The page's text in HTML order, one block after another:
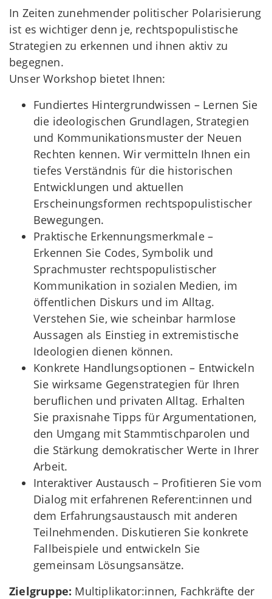
In Zeiten zunehmender politischer Polarisierung
ist es wichtiger denn je, rechtspopulistische
Strategien zu erkennen und ihnen aktiv zu
begegnen.
Unser Workshop bietet Ihnen:
Fundiertes Hintergrundwissen – Lernen Sie
die ideologischen Grundlagen, Strategien
und Kommunikationsmuster der Neuen
Rechten kennen. Wir vermitteln Ihnen ein
tiefes Verständnis für die historischen
Entwicklungen und aktuellen
Erscheinungsformen rechtspopulistischer
Bewegungen.
Praktische Erkennungsmerkmale –
Erkennen Sie Codes, Symbolik und
Sprachmuster rechtspopulistischer
Kommunikation in sozialen Medien, im
öffentlichen Diskurs und im Alltag.
Verstehen Sie, wie scheinbar harmlose
Aussagen als Einstieg in extremistische
Ideologien dienen können.
Konkrete Handlungsoptionen – Entwickeln
Sie wirksame Gegenstrategien für Ihren
beruflichen und privaten Alltag. Erhalten
Sie praxisnahe Tipps für Argumentationen,
den Umgang mit Stammtischparolen und
die Stärkung demokratischer Werte in Ihrer
Arbeit.
Interaktiver Austausch – Profitieren Sie vom
Dialog mit erfahrenen Referent:innen und
dem Erfahrungsaustausch mit anderen
Teilnehmenden. Diskutieren Sie konkrete
Fallbeispiele und entwickeln Sie
gemeinsam Lösungsansätze.
Zielgruppe: Multiplikator:innen, Fachkräfte der